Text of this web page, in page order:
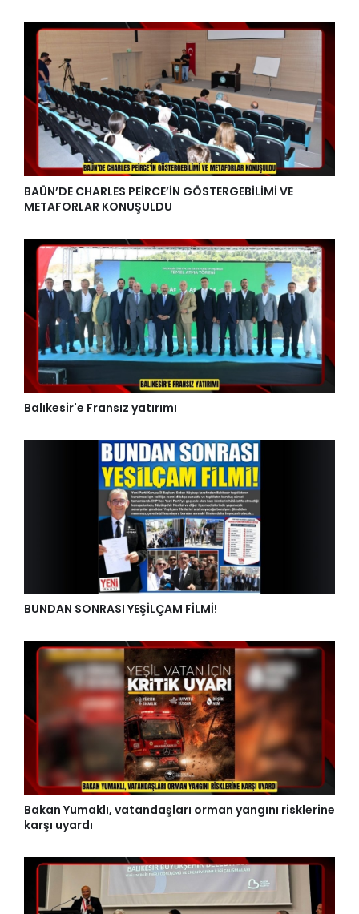
BAÜN’DE CHARLES PEİRCE’İN GÖSTERGEBİLİMİ VE
METAFORLAR KONUŞULDU
Balıkesir'e Fransız yatırımı
BUNDAN SONRASI YEŞİLÇAM FİLMİ!
Bakan Yumaklı, vatandaşları orman yangını risklerine
karşı uyardı